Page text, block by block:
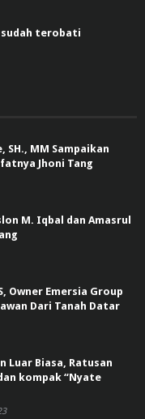
sudah terobati
SH., MM Sampaikan
Jhoni Tang
M. Iqbal dan Amasrul
Owner Emersia Group
Dari Tanah Datar
Luar Biasa, Ratusan
kompak “Nyate